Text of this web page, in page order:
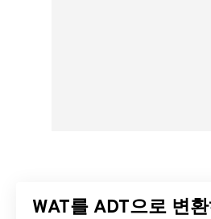
WAT를 ADT으로 변